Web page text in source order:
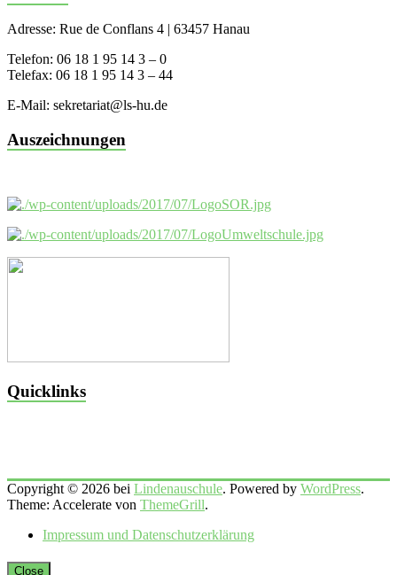
Adresse: Rue de Conflans 4 | 63457 Hanau
Telefon: 06 18 1 95 14 3 – 0
Telefax: 06 18 1 95 14 3 – 44
E-Mail: sekretariat@ls-hu.de
Auszeichnungen
Quicklinks
Copyright © 2026 bei Lindenauschule. Powered by WordPress.
Theme: Accelerate von ThemeGrill.
Impressum und Datenschutzerklärung
Close